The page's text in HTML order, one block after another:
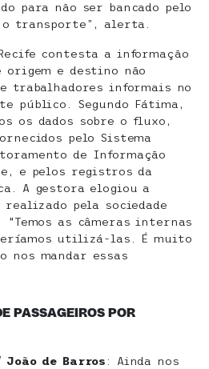
para não ser bancado pelo
o transporte”, alerta.
contesta a informação
origem e destino não
trabalhadores informais no
público. Segundo Fátima,
os dados sobre o fluxo,
pelo Sistema
de Informação
e pelos registros da
A gestora elogiou a
pela sociedade
as câmeras internas
utilizá-las. É muito
nos mandar essas
PASSAGEIROS POR
de Barros: Ainda nos